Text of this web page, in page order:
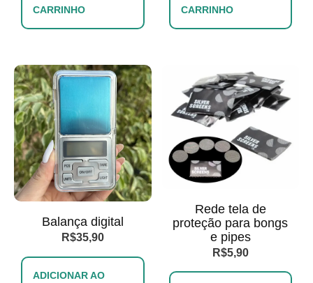
CARRINHO
CARRINHO
Balança digital
R$35,90
ADICIONAR AO
Rede tela de
proteção para bongs
e pipes
R$5,90